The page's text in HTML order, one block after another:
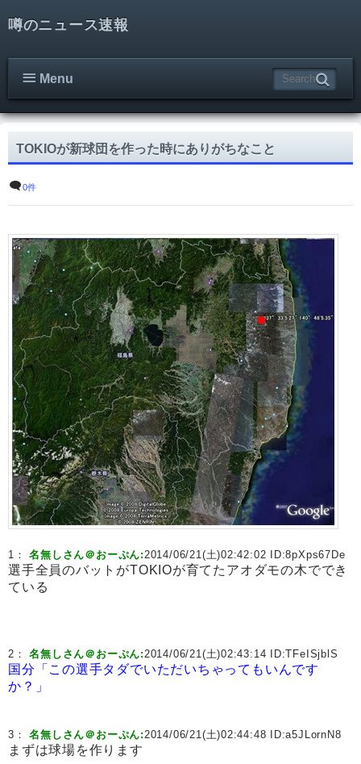
噂のニュース速報
Menu
TOKIOが新球団を作った時にありがちなこと
0件
1：名無しさん＠おーぷん:2014/06/21(土)02:42:02 ID:8pXps67De
選手全員のバットがTOKIOが育てたアオダモの木ででき
ている
2：名無しさん＠おーぷん:2014/06/21(土)02:43:14 ID:TFeISjblS
国分「この選手タダでいただいちゃってもいんです
か？」
3：名無しさん＠おーぷん:2014/06/21(土)02:44:48 ID:a5JLornN8
まずは球場を作ります